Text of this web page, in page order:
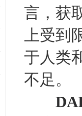
言，获
上受
于人类
不足。